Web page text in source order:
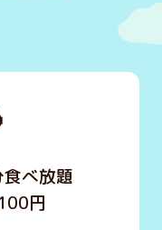
食べ放題
円